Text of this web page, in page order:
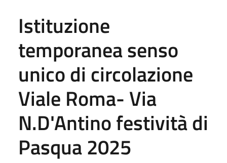
Istituzione
temporanea senso
unico di circolazione
Viale Roma- Via
N.D'Antino festività di
Pasqua 2025